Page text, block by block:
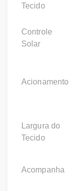
Tecido
Controle
Solar
Acionamento
Largura do
Tecido
Acompanha